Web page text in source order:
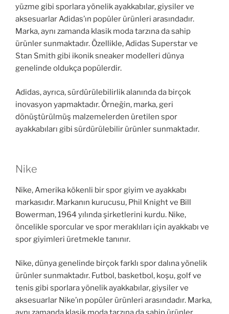
yüzme gibi sporlara yönelik ayakkabılar, giysiler ve
aksesuarlar Adidas’ın popüler ürünleri arasındadır.
Marka, aynı zamanda klasik moda tarzına da sahip
ürünler sunmaktadır. Özellikle, Adidas Superstar ve
Stan Smith gibi ikonik sneaker modelleri dünya
genelinde oldukça popülerdir.
Adidas, ayrıca, sürdürülebilirlik alanında da birçok
inovasyon yapmaktadır. Örneğin, marka, geri
dönüştürülmüş malzemelerden üretilen spor
ayakkabıları gibi sürdürülebilir ürünler sunmaktadır.
Nike
Nike, Amerika kökenli bir spor giyim ve ayakkabı
markasıdır. Markanın kurucusu, Phil Knight ve Bill
Bowerman, 1964 yılında şirketlerini kurdu. Nike,
öncelikle sporcular ve spor meraklıları için ayakkabı ve
spor giyimleri üretmekle tanınır.
Nike, dünya genelinde birçok farklı spor dalına yönelik
ürünler sunmaktadır. Futbol, basketbol, koşu, golf ve
tenis gibi sporlara yönelik ayakkabılar, giysiler ve
aksesuarlar Nike’ın popüler ürünleri arasındadır. Marka,